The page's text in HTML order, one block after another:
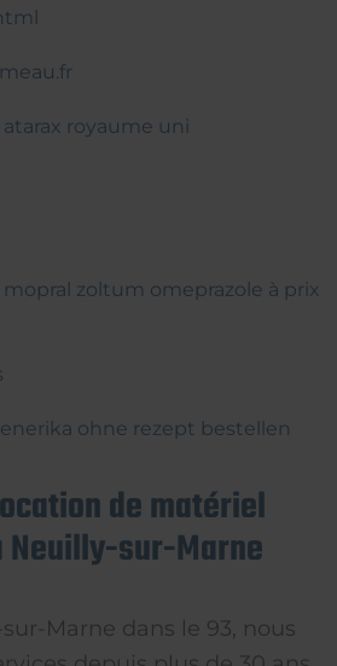
royaume uni
zoltum omeprazole à prix
ohne rezept bestellen
de matériel
Neuilly-sur-Marne
Marne dans le 93, nous